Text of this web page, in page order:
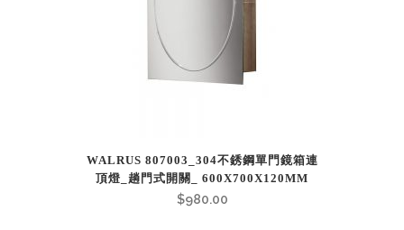
WALRUS 807003_304不銹鋼單門鏡箱連
頂燈_趟門式開關_ 600X700X120MM
$980.00